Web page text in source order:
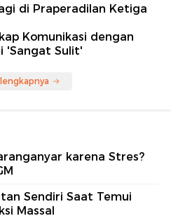
di Praperadilan Ketiga
Komunikasi dengan
'Sangat Sulit'
karena Stres?
Sendiri Saat Temui
Massal